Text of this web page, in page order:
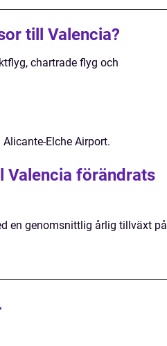
till Valencia?
chartrade flyg och
Elche Airport.
Valencia förändrats
en genomsnittlig årlig tillväxt på